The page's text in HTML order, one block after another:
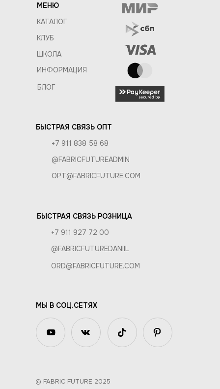
МЕНЮ
КАТАЛОГ
КЛУБ
ШКОЛА
ИНФОРМАЦИЯ
БЛОГ
БЫСТРАЯ СВЯЗЬ ОПТ
+7 911 838 58 68
@FABRICFUTUREADMIN
OPT@FABRICFUTURE.COM
БЫСТРАЯ СВЯЗЬ РОЗНИЦА
МЫ В СОЦ.СЕТЯХ
© FABRIC FUTURE 2025
+7 911 927 72 00
@FABRICFUTUREDANIIL
ORD@FABRICFUTURE.COM